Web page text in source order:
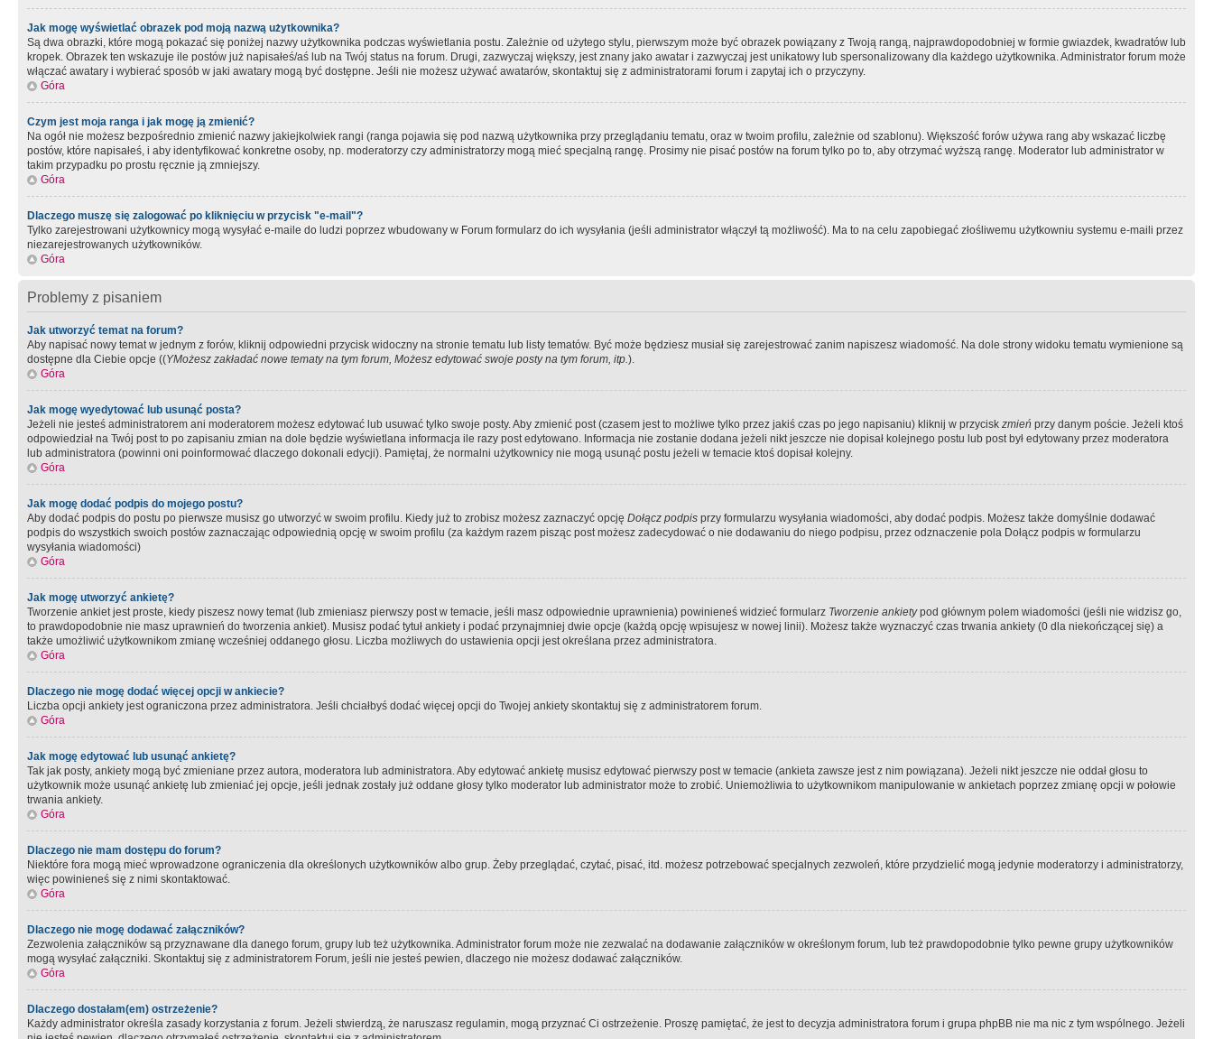
Jak mogę wyświetlać obrazek pod moją nazwą użytkownika?
Są dwa obrazki, które mogą pokazać się poniżej nazwy użytkownika podczas wyświetlania postu. Zależnie od użytego stylu, pierwszym może być obrazek powiązany z Twoją rangą, najprawdopodobniej w formie gwiazdek, kwadratów lub
kropek. Obrazek ten wskazuje ile postów już napisałeś/aś lub na Twój status na forum. Drugi, zazwyczaj większy, jest znany jako awatar i zazwyczaj jest unikatowy lub spersonalizowany dla każdego użytkownika. Administrator forum może
włączać awatary i wybierać sposób w jaki awatary mogą być dostępne. Jeśli nie możesz używać awatarów, skontaktuj się z administratorami forum i zapytaj ich o przyczyny.
Góra
Czym jest moja ranga i jak mogę ją zmienić?
Na ogół nie możesz bezpośrednio zmienić nazwy jakiejkolwiek rangi (ranga pojawia się pod nazwą użytkownika przy przeglądaniu tematu, oraz w twoim profilu, zależnie od szablonu). Większość forów używa rang aby wskazać liczbę
postów, które napisałeś, i aby identyfikować konkretne osoby, np. moderatorzy czy administratorzy mogą mieć specjalną rangę. Prosimy nie pisać postów na forum tylko po to, aby otrzymać wyższą rangę. Moderator lub administrator w
takim przypadku po prostu ręcznie ją zmniejszy.
Góra
Dlaczego muszę się zalogować po kliknięciu w przycisk "e-mail"?
Tylko zarejestrowani użytkownicy mogą wysyłać e-maile do ludzi poprzez wbudowany w Forum formularz do ich wysyłania (jeśli administrator włączył tą możliwość). Ma to na celu zapobiegać złośliwemu użytkowniu systemu e-maili przez
niezarejestrowanych użytkowników.
Góra
Problemy z pisaniem
Jak utworzyć temat na forum?
Aby napisać nowy temat w jednym z forów, kliknij odpowiedni przycisk widoczny na stronie tematu lub listy tematów. Być może będziesz musiał się zarejestrować zanim napiszesz wiadomość. Na dole strony widoku tematu wymienione są
dostępne dla Ciebie opcje ((YMożesz zakładać nowe tematy na tym forum, Możesz edytować swoje posty na tym forum, itp.).
Góra
Jak mogę wyedytować lub usunąć posta?
Jeżeli nie jesteś administratorem ani moderatorem możesz edytować lub usuwać tylko swoje posty. Aby zmienić post (czasem jest to możliwe tylko przez jakiś czas po jego napisaniu) kliknij w przycisk zmień przy danym poście. Jeżeli ktoś
odpowiedział na Twój post to po zapisaniu zmian na dole będzie wyświetlana informacja ile razy post edytowano. Informacja nie zostanie dodana jeżeli nikt jeszcze nie dopisał kolejnego postu lub post był edytowany przez moderatora
lub administratora (powinni oni poinformować dlaczego dokonali edycji). Pamiętaj, że normalni użytkownicy nie mogą usunąć postu jeżeli w temacie ktoś dopisał kolejny.
Góra
Jak mogę dodać podpis do mojego postu?
Aby dodać podpis do postu po pierwsze musisz go utworzyć w swoim profilu. Kiedy już to zrobisz możesz zaznaczyć opcję Dołącz podpis przy formularzu wysyłania wiadomości, aby dodać podpis. Możesz także domyślnie dodawać
podpis do wszystkich swoich postów zaznaczając odpowiednią opcję w swoim profilu (za każdym razem pisząc post możesz zadecydować o nie dodawaniu do niego podpisu, przez odznaczenie pola Dołącz podpis w formularzu
wysyłania wiadomości)
Góra
Jak mogę utworzyć ankietę?
Tworzenie ankiet jest proste, kiedy piszesz nowy temat (lub zmieniasz pierwszy post w temacie, jeśli masz odpowiednie uprawnienia) powinieneś widzieć formularz Tworzenie ankietypod głównym polem wiadomości (jeśli nie widzisz go,
to prawdopodobnie nie masz uprawnień do tworzenia ankiet). Musisz podać tytuł ankiety i podać przynajmniej dwie opcje (każdą opcję wpisujesz w nowej linii). Możesz także wyznaczyć czas trwania ankiety (0 dla niekończącej się) a
także umożliwić użytkownikom zmianę wcześniej oddanego głosu. Liczba możliwych do ustawienia opcji jest określana przez administratora.
Góra
Dlaczego nie mogę dodać więcej opcji w ankiecie?
Liczba opcji ankiety jest ograniczona przez administratora. Jeśli chciałbyś dodać więcej opcji do Twojej ankiety skontaktuj się z administratorem forum.
Góra
Jak mogę edytować lub usunąć ankietę?
Tak jak posty, ankiety mogą być zmieniane przez autora, moderatora lub administratora. Aby edytować ankietę musisz edytować pierwszy post w temacie (ankieta zawsze jest z nim powiązana). Jeżeli nikt jeszcze nie oddał głosu to
użytkownik może usunąć ankietę lub zmieniać jej opcje, jeśli jednak zostały już oddane głosy tylko moderator lub administrator może to zrobić. Uniemożliwia to użytkownikom manipulowanie w ankietach poprzez zmianę opcji w połowie
trwania ankiety.
Góra
Dlaczego nie mam dostępu do forum?
Niektóre fora mogą mieć wprowadzone ograniczenia dla określonych użytkowników albo grup. Żeby przeglądać, czytać, pisać, itd. możesz potrzebować specjalnych zezwoleń, które przydzielić mogą jedynie moderatorzy i administratorzy,
więc powinieneś się z nimi skontaktować.
Góra
Dlaczego nie mogę dodawać załączników?
Zezwolenia załączników są przyznawane dla danego forum, grupy lub też użytkownika. Administrator forum może nie zezwalać na dodawanie załączników w określonym forum, lub też prawdopodobnie tylko pewne grupy użytkowników
mogą wysyłać załączniki. Skontaktuj się z administratorem Forum, jeśli nie jesteś pewien, dlaczego nie możesz dodawać załączników.
Góra
Dlaczego dostałam(em) ostrzeżenie?
Każdy administrator określa zasady korzystania z forum. Jeżeli stwierdzą, że naruszasz regulamin, mogą przyznać Ci ostrzeżenie. Proszę pamiętać, że jest to decyzja administratora forum i grupa phpBB nie ma nic z tym wspólnego. Jeżeli